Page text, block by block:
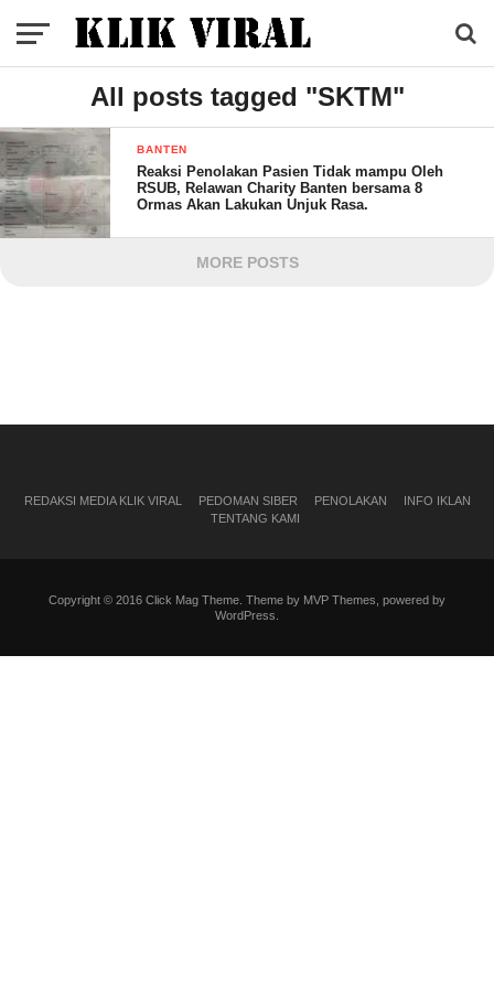
All posts tagged "SKTM"
BANTEN
Reaksi Penolakan Pasien Tidak mampu Oleh
RSUB, Relawan Charity Banten bersama 8
Ormas Akan Lakukan Unjuk Rasa.
MORE POSTS
REDAKSI MEDIA KLIK VIRAL PEDOMAN SIBER PENOLAKAN
INFO IKLAN
TENTANG KAMI
Copyright © 2016 Click Mag Theme. Theme by MVP Themes, powered by
WordPress.